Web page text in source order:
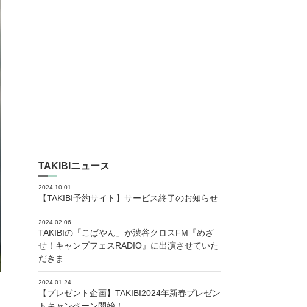
TAKIBIニュース
2024.10.01
【TAKIBI予約サイト】サービス終了のお知らせ
2024.02.06
TAKIBIの「こばやん」が渋谷クロスFM『めざ
せ！キャンプフェスRADIO』に出演させていた
だきま…
2024.01.24
【プレゼント企画】TAKIBI2024年新春プレゼン